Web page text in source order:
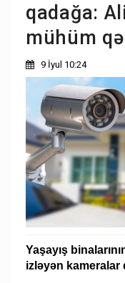
qadağa:
mühüm
9 İyul 10:24
Yaşayış
izləyən kameralar